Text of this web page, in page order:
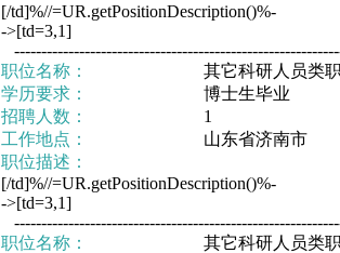
[/td]%//=UR.getPositionDescription()%-
->[td=3,1]
职位名称：
其它科研人员类
学历要求：
博士生毕业
招聘人数：
1
工作地点：
山东省济南市
职位描述：
[/td]%//=UR.getPositionDescription()%-
->[td=3,1]
职位名称：
其它科研人员类